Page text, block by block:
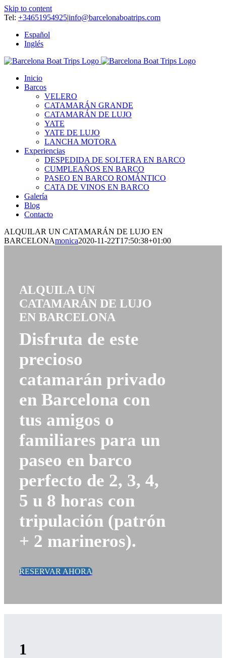
Skip to content
Tel: +34651954925|info@barcelonaboatrips.com
Español
Inglés
Inicio
Barcos
VELERO
CATAMARÁN GRANDE
CATAMARÁN DE LUJO
YATE
YATE DE LUJO
LANCHA MOTORA
Experiencias
DESPEDIDA DE SOLTERA EN BARCO
CUMPLEAÑOS EN BARCO
PASEO EN BARCO ROMÁNTICO
CATA DE VINOS EN BARCO
Galería
Blog
Contacto
ALQUILAR UN CATAMARÁN DE LUJO EN
BARCELONAmonica2020-11-22T17:50:38+01:00
ALQUILA UN
CATAMARÁN DE LUJO
EN BARCELONA
Disfruta de este
precioso
catamarán privado
en Barcelona con
tus amigos o
familiares para un
paseo en barco
perfecto de 2, 3, 4,
5 u 8 horas con
tripulación (patrón
+ 2 marineros).
RESERVAR AHORA
1